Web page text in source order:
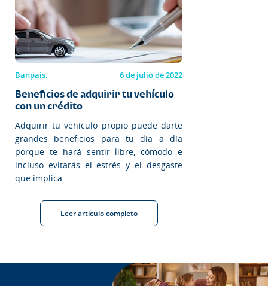
Banpaís. 6 de julio de 2022
Beneficios de adquirir tu vehículo
con un crédito
Adquirir tu vehículo propio puede darte
grandes beneficios para tu día a día
porque te hará sentir libre, cómodo e
incluso evitarás el estrés y el desgaste
que implica...
Leer artículo completo